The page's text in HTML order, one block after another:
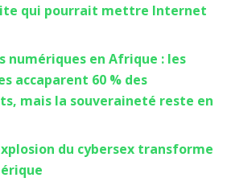
qui pourrait mettre Internet
numériques en Afrique : les
accaparent 60 % des
mais la souveraineté reste en
du cybersex transforme